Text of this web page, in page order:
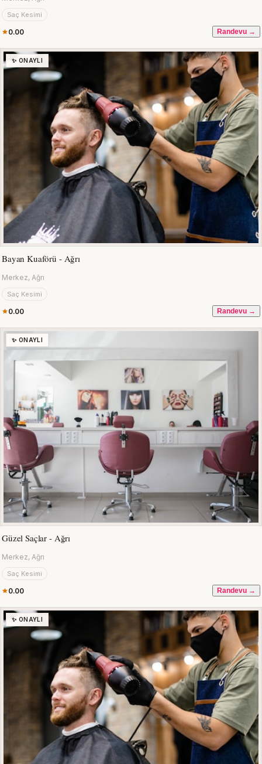
Saç Kesimi
0.00 Randevu →
✨ ONAYLI
Bayan Kuaförü - Ağrı
Merkez, Ağrı
Saç Kesimi
0.00 Randevu →
✨ ONAYLI
Güzel Saçlar - Ağrı
Merkez, Ağrı
Saç Kesimi
0.00 Randevu →
✨ ONAYLI